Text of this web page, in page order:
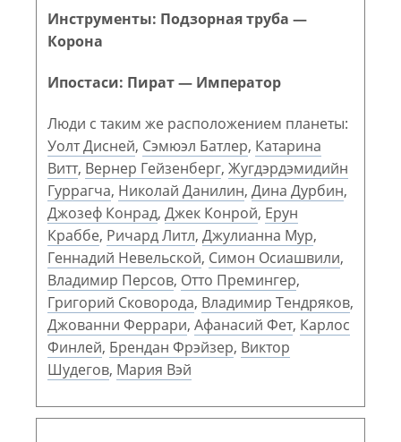
Инструменты: Подзорная труба —
Корона
Ипостаси: Пират — Император
Люди с таким же расположением планеты:
Уолт Дисней, Сэмюэл Батлер, Катарина
Витт, Вернер Гейзенберг, Жугдэрдэмидийн
Гуррагча, Николай Данилин, Дина Дурбин,
Джозеф Конрад, Джек Конрой, Ерун
Краббе, Ричард Литл, Джулианна Мур,
Геннадий Невельской, Симон Осиашвили,
Владимир Персов, Отто Премингер,
Григорий Сковорода, Владимир Тендряков,
Джованни Феррари, Афанасий Фет, Карлос
Финлей, Брендан Фрэйзер, Виктор
Шудегов, Мария Вэй